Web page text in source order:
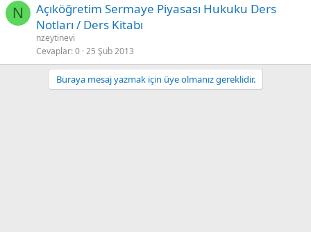
N
Açıköğretim Sermaye Piyasası Hukuku Ders
Notları / Ders Kitabı
nzeytinevi
Cevaplar 0 25 Şub 2013
Buraya mesaj yazmak için üye olmanız gereklidir.